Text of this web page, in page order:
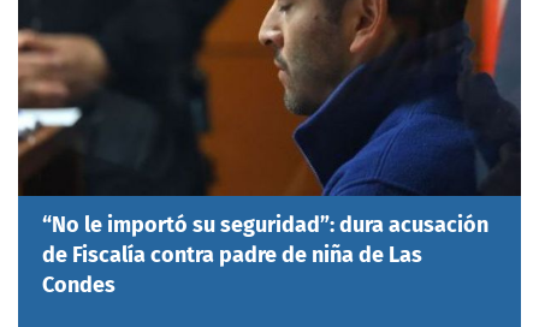
“No le importó su seguridad”: dura acusación
de Fiscalía contra padre de niña de Las
Condes